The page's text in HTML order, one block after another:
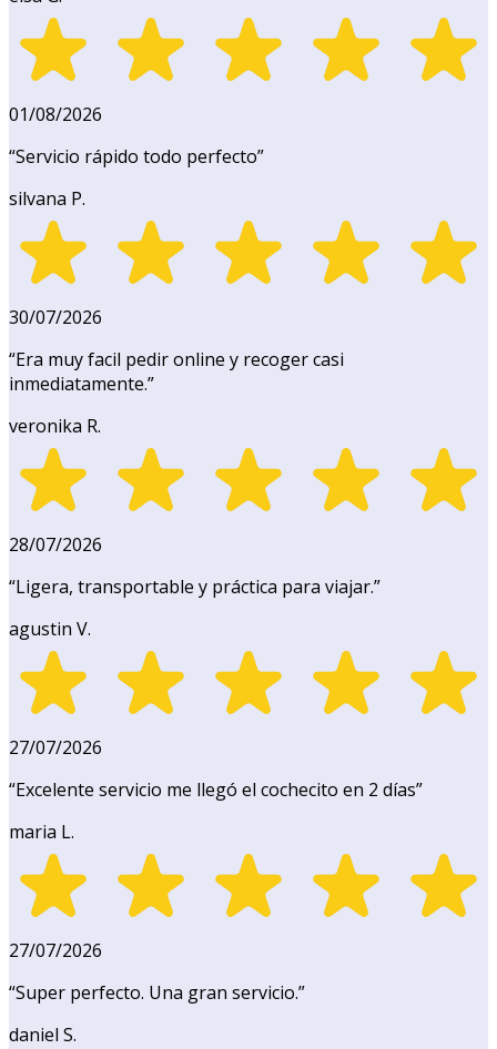
01/08/2026
“Servicio rápido todo perfecto”
silvana P.
30/07/2026
“Era muy facil pedir online y recoger casi
inmediatamente.”
veronika R.
28/07/2026
“Ligera, transportable y práctica para viajar.”
agustin V.
27/07/2026
“Excelente servicio me llegó el cochecito en 2 días”
maria L.
27/07/2026
“Super perfecto. Una gran servicio.”
daniel S.